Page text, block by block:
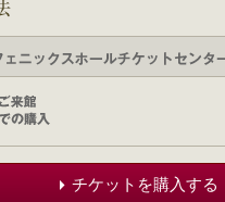
チケットを購入する